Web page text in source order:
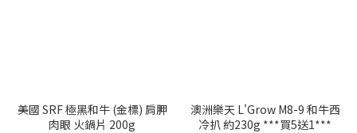
美國 SRF 極黑和牛 (金標) 肩胛
肉眼 火鍋片 200g
澳洲樂天 L'Grow M8-9 和牛西
冷扒 約230g ***買5送1***